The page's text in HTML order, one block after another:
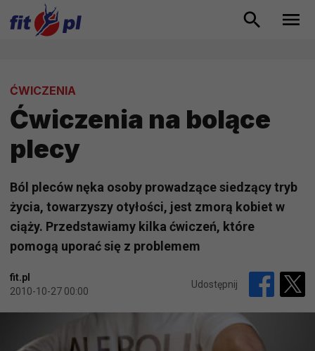
ĆWICZENIA
Ćwiczenia na bolące
plecy
Ból pleców nęka osoby prowadzące siedzący tryb
życia, towarzyszy otyłości, jest zmorą kobiet w
ciąży. Przedstawiamy kilka ćwiczeń, które
pomogą uporać się z problemem
fit.pl
2010-10-27 00:00
Udostępnij